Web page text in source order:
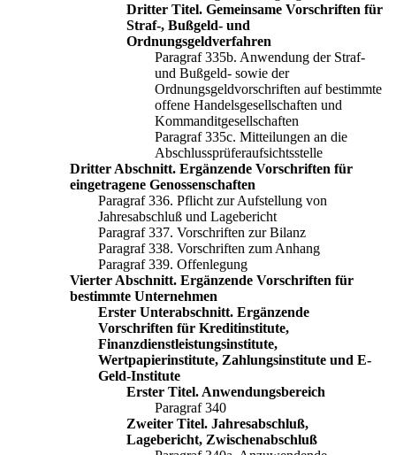
Dritter Titel. Gemeinsame Vorschriften für
Straf-, Bußgeld- und
Ordnungsgeldverfahren
Paragraf 335b. Anwendung der Straf-
und Bußgeld- sowie der
Ordnungsgeldvorschriften auf bestimmte
offene Handelsgesellschaften und
Kommanditgesellschaften
Paragraf 335c. Mitteilungen an die
Abschlussprüferaufsichtsstelle
Dritter Abschnitt. Ergänzende Vorschriften für
eingetragene Genossenschaften
Paragraf 336. Pflicht zur Aufstellung von
Jahresabschluß und Lagebericht
Paragraf 337. Vorschriften zur Bilanz
Paragraf 338. Vorschriften zum Anhang
Paragraf 339. Offenlegung
Vierter Abschnitt. Ergänzende Vorschriften für
bestimmte Unternehmen
Erster Unterabschnitt. Ergänzende
Vorschriften für Kreditinstitute,
Finanzdienstleistungsinstitute,
Wertpapierinstitute, Zahlungsinstitute und E-
Geld-Institute
Erster Titel. Anwendungsbereich
Paragraf 340
Zweiter Titel. Jahresabschluß,
Lagebericht, Zwischenabschluß